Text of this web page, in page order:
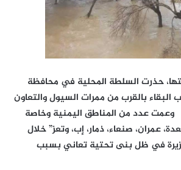
حذرت السلطة المحلية في محافظة
البقاء بالقرب من ممرات السيول والتعاون
عدد من المناطق اليمنية وخاصة
عمران، صنعاء، ذمار، إب، وتعز” خلال
غزيرة في ظل بنى تحتية تعاني بسبب